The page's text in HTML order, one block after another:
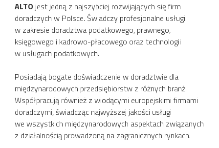
ALTO jest jedną z najszybciej rozwijających się firm
doradczych w Polsce. Świadczy profesjonalne usługi
w zakresie doradztwa podatkowego, prawnego,
księgowego i kadrowo-płacowego oraz technologii
w usługach podatkowych.
Posiadają bogate doświadczenie w doradztwie dla
międzynarodowych przedsiębiorstw z różnych branż.
Współpracują również z wiodącymi europejskimi firmami
doradczymi, świadcząc najwyższej jakości usługi
we wszystkich międzynarodowych aspektach związanych
z działalnością prowadzoną na zagranicznych rynkach.